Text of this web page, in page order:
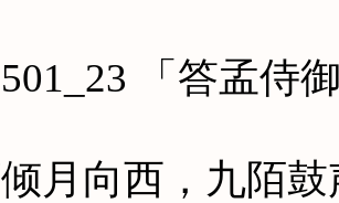
「答孟侍御
向西，九陌鼓